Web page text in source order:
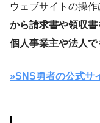
ウェブサイトの操作
から請求書や領収書
個人事業主や法人
»SNS勇者の公式サ